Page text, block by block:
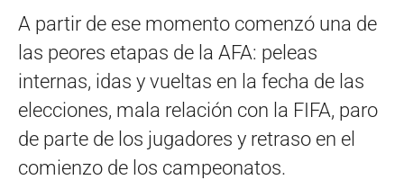
A partir de ese momento comenzó una de
las peores etapas de la AFA: peleas
internas, idas y vueltas en la fecha de las
elecciones, mala relación con la FIFA, paro
de parte de los jugadores y retraso en el
comienzo de los campeonatos.